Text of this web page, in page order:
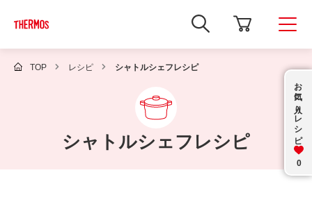
新
し
ウ
ィ
ン
イ
ト
TOP レシピ シャトルシェフレシピ
シャトルシェフレシピ
お気に入り
レシピ
0